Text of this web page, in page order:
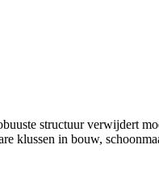
structuur verwijdert
klussen in bouw,